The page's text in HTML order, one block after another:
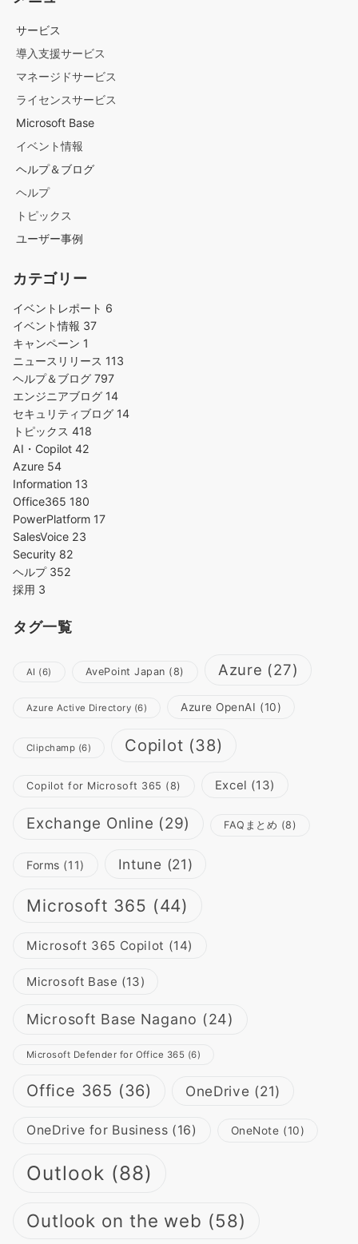
サービス
導入支援サービス
マネージドサービス
ライセンスサービス
Microsoft Base
イベント情報
ヘルプ＆ブログ
ヘルプ
トピックス
ユーザー事例
カテゴリー
イベントレポート 6
イベント情報 37
キャンペーン 1
ニュースリリース 113
ヘルプ＆ブログ 797
エンジニアブログ 14
セキュリティブログ 14
トピックス 418
AI・Copilot 42
Azure 54
Information 13
Office365 180
PowerPlatform 17
SalesVoice 23
Security 82
ヘルプ 352
採用 3
タグ一覧
AI (6) AvePoint Japan (8) Azure (27)
Azure Active Directory (6) Azure OpenAI (10)
Clipchamp (6) Copilot (38)
Copilot for Microsoft 365 (8) Excel (13)
Exchange Online (29) FAQまとめ (8)
Forms (11) Intune (21)
Microsoft 365 (44)
Microsoft 365 Copilot (14)
Microsoft Base (13)
Microsoft Base Nagano (24)
Microsoft Defender for Office 365 (6)
Office 365 (36) OneDrive (21)
OneDrive for Business (16) OneNote (10)
Outlook (88)
Outlook on the web (58)